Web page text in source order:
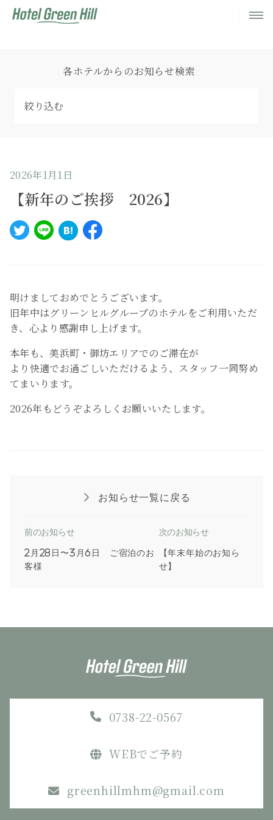
各ホテルからのお知らせ検索
2026年1月1日
【新年のご挨拶 2026】
明けましておめでとうございます。
旧年中はグリーンヒルグループのホテルをご利用いただ
き、心より感謝申し上げます。
本年も、美浜町・御坊エリアでのご滞在が
より快適でお過ごしいただけるよう、スタッフ一同努め
てまいります。
2026年もどうぞよろしくお願いいたします。
お知らせ一覧に戻る
前のお知らせ
2月28日〜3月6日 ご宿泊のお
客様
次のお知らせ
【年末年始のお知ら
せ】
0738-22-0567
WEBでご予約
greenhillmhm@gmail.com